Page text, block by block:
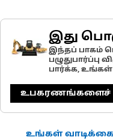
இது
இந்தப் பாகம்
பார்க்க,
உபகரணங்களைச்
உங்கள்